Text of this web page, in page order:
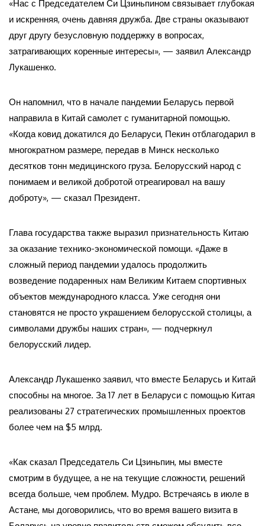
«Нас с Председателем Си Цзиньпином связывает глубокая
и искренняя, очень давняя дружба. Две страны оказывают
друг другу безусловную поддержку в вопросах,
затрагивающих коренные интересы», — заявил Александр
Лукашенко.
Он напомнил, что в начале пандемии Беларусь первой
направила в Китай самолет с гуманитарной помощью.
«Когда ковид докатился до Беларуси, Пекин отблагодарил в
многократном размере, передав в Минск несколько
десятков тонн медицинского груза. Белорусский народ с
понимаем и великой добротой отреагировал на вашу
доброту», — сказал Президент.
Глава государства также выразил признательность Китаю
за оказание технико-экономической помощи. «Даже в
сложный период пандемии удалось продолжить
возведение подаренных нам Великим Китаем спортивных
объектов международного класса. Уже сегодня они
становятся не просто украшением белорусской столицы, а
символами дружбы наших стран», — подчеркнул
белорусский лидер.
Александр Лукашенко заявил, что вместе Беларусь и Китай
способны на многое. За 17 лет в Беларуси с помощью Китая
реализованы 27 стратегических промышленных проектов
более чем на $5 млрд.
«Как сказал Председатель Си Цзиньпин, мы вместе
смотрим в будущее, а не на текущие сложности, решений
всегда больше, чем проблем. Мудро. Встречаясь в июле в
Астане, мы договорились, что во время вашего визита в